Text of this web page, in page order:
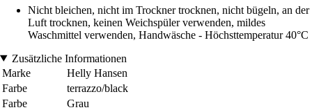
Nicht bleichen, nicht im Trockner trocknen, nicht bügeln, an der
Luft trocknen, keinen Weichspüler verwenden, mildes
Waschmittel verwenden, Handwäsche - Höchsttemperatur 40°C
Zusätzliche Informationen
Marke
Helly Hansen
Farbe
terrazzo/black
Farbe
Grau